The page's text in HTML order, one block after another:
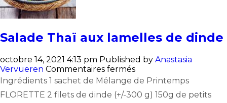
Salade Thaï aux lamelles de dinde
octobre 14, 2021 4:13 pm Published by Anastasia
Vervueren Commentaires ferméssur
Salade
aux
Ingrédients 1 sachet de Mélange de Printemps
FLORETTE 2 filets de dinde (+/-300 g) 150g de petits